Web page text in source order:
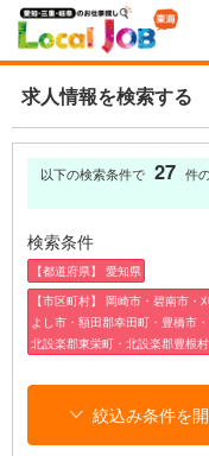
求人情報を検索する
以下の検索条件で 27 件
検索条件
【都道府県】 愛知県
【市区町村】 岡崎市・碧南市
よし市・額田郡幸田町・豊橋市
北設楽郡東栄町・北設楽郡豊根村
絞込み条件を開